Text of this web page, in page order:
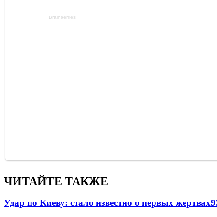
ЧИТАЙТЕ ТАКЖЕ
Удар по Киеву: стало известно о первых жертвах